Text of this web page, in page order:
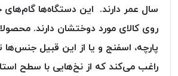
OMEGA
نخ
توری
پلیسه
سال عمر دارند. این دستگاه‌ها گام‌های
روی کالای مورد دوختشان دارند.
پارچه، اسفنج و یا از این قبیل جنس‌ها
راغب می‌کند که از نخ‌هایی با سطح